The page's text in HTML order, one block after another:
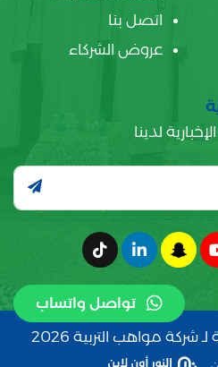
تواصل واتساب
اتصل بنا
عروض الشركاء
لدينا
مواهب التربية 2026